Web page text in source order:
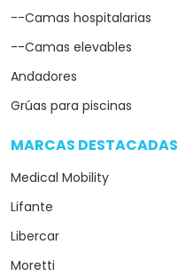
--Camas hospitalarias
--Camas elevables
Andadores
Grúas para piscinas
MARCAS DESTACADAS
Medical Mobility
Lifante
Libercar
Moretti